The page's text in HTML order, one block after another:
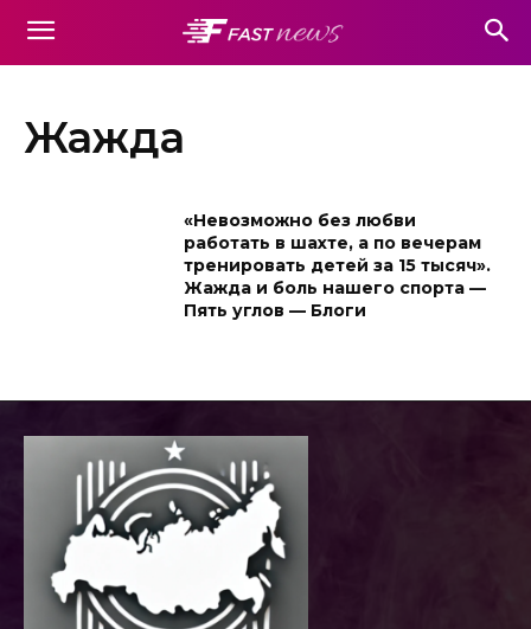
Жажда
«Невозможно без любви
работать в шахте, а по вечерам
тренировать детей за 15 тысяч».
Жажда и боль нашего спорта —
Пять углов — Блоги